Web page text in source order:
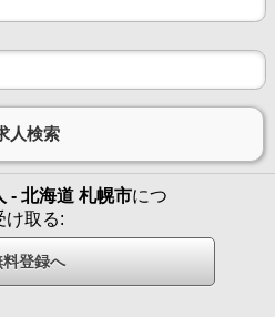
- 北海道 札幌市につ
け取る: